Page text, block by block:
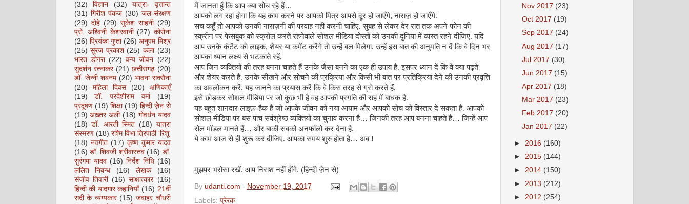
मैं जानता हूँ कि आप क्या सोच रहे हैं…
आपको लग रहा होगा कि यह काम करने पर आपको मित्र आपसे दूर हो जाएँगे,नाराज़ हो जाएँगे.
सच कहूँ तो आपको उनकी नाराज़गी की परवाह नहीं करनी चाहिए. सुबह से लेकर देर रात तक अपने फोन की
स्क्रीन पर फेसबुक को स्क्रोल करते रहनेवाले सोशल मीडिया दोस्तों को उनकी दुनिया में व्यस्त रहने दीजिए. यदि
आप उनके कंटेंट को लाइक,शेयर या कमेंट करेंगे तो उन्हें बल मिलेगा. उन्हें इस बात की अनुमति न दें कि वे दिन भर
आपका ध्यान लक्ष्य से भटकाते रहें.
आप जिन व्यक्तियों की तरह बनना चाहते हैं उनके जैसा बनने का एक ही उपाय है. इसपर ध्यान दें कि वे क्या पढ़ते
और शेयर करते हैं. उनके सीखने और सोचने की प्रक्रिया और किसी भी बात पर प्रतिक्रिया देने की उनकी प्रवृत्ति
का अवलोकन करें. यह जानने का प्रयास करें कि वे किस तरह से ग्रो करते हैं.
इसे छोड़कर सोशल मीडिया पर जो कुछ भी है वह आपकी प्रगति की राह में बाधक है.
यह बहुत शानदार लाइफ़-हैक है जो आपके जीवन को नया आयाम और आपको सोच को विस्तार दे सकता है. आपको
सोशल मीडिया पर बस पांच सर्वश्रेष्ठ व्यक्तियों का चुनाव करना है…जिनकी तरह आप बनना चाहते हैं…जिन्हें आप
रोल मॉडल मानते हैं… और बाकी सबको अनफॉलो कर देना है.
ये काम आज से ही शुरू कर दीजिए. आपका समय शुरु होता है… अब !
मुझपर भरोसा रखें. आप निराश नहीं होंगे. (हिन्दी ज़ेन से)
By udanti.com - November 19, 2017
Labels: प्रेरक
(32)
विज्ञान (32)
यात्रा- वृत्तान्त
(31) गिरीश पंकज (30) जल-संरक्षण
(29) दोहे (29) सुकेश साहनी (29)
प्रो. अश्विनी केशरवानी (27) कोरोना
(26) प्रियंका गुप्ता (26) अनुपम मिश्र
(25) सूरज प्रकाश (25) कला (23)
भारत डोगरा (22) वन्य जीवन (22)
सुदर्शन रत्नाकर (21) छत्तीसगढ़ (20)
डॉ. जेन्नी शबनम (20) भावना सक्सैना
(20)
महिला दिवस (20)
क्षणिकाएँ
(19)
डॉ. परदेशीराम वर्मा
(19)
प्रदूषण (19) शिक्षा (19) हिन्दी ज़ेन से
(19) अख़्तर अली (18) गोवर्धन यादव
(18) डॉ. आरती स्मित (18) यात्रा
संस्मरण (18) रश्मि विभा त्रिपाठी 'रिशू'
(18) नवगीत (17) कृष्ण कुमार यादव
(16) डॉ. शिवजी श्रीवास्तव (16) डॉ.
सुरंगमा यादव (16) निर्देश निधि (16)
ललित निबन्ध
(16) लेखक
(16)
संजीव तिवारी (16) साक्षात्कार (16)
हिन्दी की यादगार कहानियाँ (16) 21वीं
सदी के व्यंग्यकार (15) जवाहर चौधरी
Nov 2017 (23)
Oct 2017 (19)
Sep 2017 (24)
Aug 2017 (17)
Jul 2017 (30)
Jun 2017 (15)
Apr 2017 (18)
Mar 2017 (23)
Feb 2017 (20)
Jan 2017 (22)
► 2016 (160)
► 2015 (144)
► 2014 (150)
► 2013 (212)
► 2012 (254)